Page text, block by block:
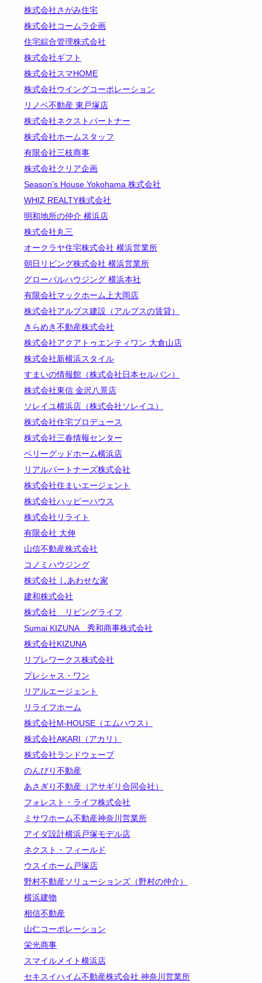
株式会社さがみ住宅
株式会社コームラ企画
住宅綜合管理株式会社
株式会社ギフト
株式会社スマHOME
株式会社ウイングコーポレーション
リノベ不動産 東戸塚店
株式会社ネクストパートナー
株式会社ホームスタッフ
有限会社三枝商事
株式会社クリア企画
Season’s House Yokohama 株式会社
WHIZ REALTY株式会社
明和地所の仲介 横浜店
株式会社丸三
オークラヤ住宅株式会社 横浜営業所
朝日リビング株式会社 横浜営業所
グローバルハウジング 横浜本社
有限会社マックホーム上大岡店
株式会社アルプス建設（アルプスの賃貸）
きらめき不動産株式会社
株式会社アクアトゥエンティワン 大倉山店
株式会社新横浜スタイル
すまいの情報館（株式会社日本セルバン）
株式会社東信 金沢八景店
ソレイユ横浜店（株式会社ソレイユ）
株式会社住宅プロデュース
株式会社三春情報センター
ベリーグッドホーム横浜店
リアルパートナーズ株式会社
株式会社住まいエージェント
株式会社ハッピーハウス
株式会社リライト
有限会社 大伸
山信不動産株式会社
コノミハウジング
株式会社 しあわせな家
建和株式会社
株式会社 リビングライフ
Sumai KIZUNA 秀和商事株式会社
株式会社KIZUNA
リブレワークス株式会社
プレシャス・ワン
リアルエージェント
リライフホーム
株式会社M-HOUSE（エムハウス）
株式会社AKARI（アカリ）
株式会社ランドウェーブ
のんびり不動産
あさぎり不動産（アサギリ合同会社）
フォレスト・ライフ株式会社
ミサワホーム不動産神奈川営業所
アイダ設計横浜戸塚モデル店
ネクスト・フィールド
ウスイホーム戸塚店
野村不動産ソリューションズ（野村の仲介）
横浜建物
相信不動産
山仁コーポレーション
栄光商事
スマイルメイト横浜店
セキスイハイム不動産株式会社 神奈川営業所